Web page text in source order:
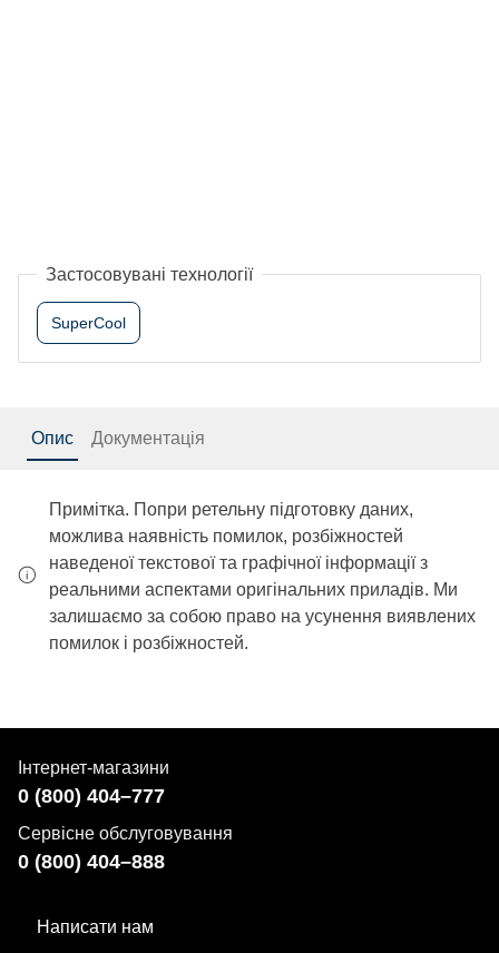
Застосовувані технології
SuperCool
Опис Документація
Примітка. Попри ретельну підготовку даних,
можлива наявність помилок, розбіжностей
наведеної текстової та графічної інформації з
реальними аспектами оригінальних приладів. Ми
залишаємо за собою право на усунення виявлених
помилок і розбіжностей.
Інтернет-магазини
0 (800) 404–777
Сервісне обслуговування
0 (800) 404–888
Написати нам